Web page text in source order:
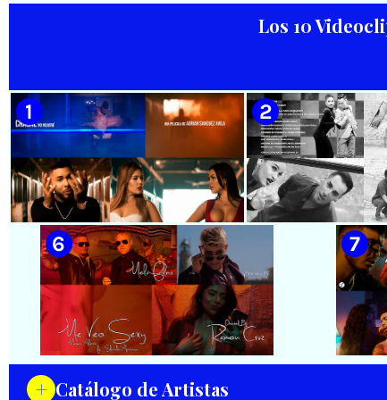
Productions
Baghavan Ishaya
¨Chapeando¨ - Videoclip
Animado - Dirección: Ian
Padrón
tiempo¨ - Videoclip -
Dirección: Bilko Cuervo
Los 10
🟡 Chacal - ¨No Volveré¨ - Videoclip
- Dirección: Adrián Sánchez Ávila
🟡 Adrián
Manzanares - ¨Ya
Videoclip -
+ Catálogo de Artistas